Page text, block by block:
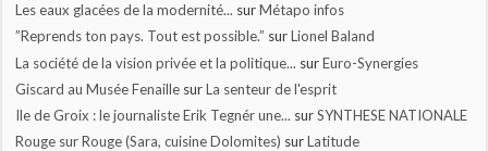
Les eaux glacées de la modernité... surMétapo infos
”Reprends ton pays. Tout est possible.” surLionel Baland
La société de la vision privée et la politique... surEuro-Synergies
Giscard au Musée Fenaille surLa senteur de l'esprit
Ile de Groix : le journaliste Erik Tegnér une... surSYNTHESE NATIONALE
Rouge sur Rouge (Sara, cuisine Dolomites) surLatitude